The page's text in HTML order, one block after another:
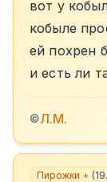
вот у
кобыле
ей похрен
и есть ли
©Л.М.
Пирожки + (